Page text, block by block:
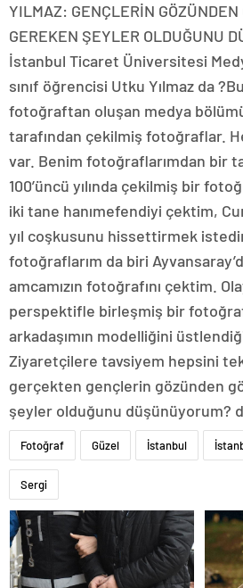
YILMAZ: GENÇLERİN GÖZÜNDEN
GEREKEN ŞEYLER OLDUĞUNU
İstanbul Ticaret Üniversitesi
sınıf öğrencisi Utku Yılmaz da
fotoğraftan oluşan medya
tarafından çekilmiş fotoğraflar.
var. Benim fotoğraflarımdan bir
100’üncü yılında çekilmiş bir
iki tane hanımefendiyi çektim,
yıl coşkusunu hissettirmek
fotoğraflarım da biri
amcamızın fotoğrafını çektim.
perspektifle birleşmiş bir
arkadaşımın modelliğini
Ziyaretçilere tavsiyem hepsini
gerçekten gençlerin gözünden
şeyler olduğunu düşünüyorum?
Fotoğraf Güzel İstanbul
Sergi